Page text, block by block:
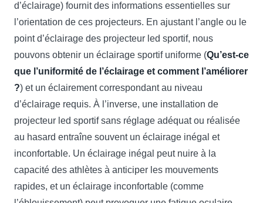
d’éclairage) fournit des informations essentielles sur
l’orientation de ces projecteurs. En ajustant l’angle ou le
point d’éclairage des projecteur led sportif, nous
pouvons obtenir un éclairage sportif uniforme (Qu’est-ce
que l’uniformité de l’éclairage et comment l’améliorer
?) et un éclairement correspondant au niveau
d’éclairage requis. À l’inverse, une installation de
projecteur led sportif sans réglage adéquat ou réalisée
au hasard entraîne souvent un éclairage inégal et
inconfortable. Un éclairage inégal peut nuire à la
capacité des athlètes à anticiper les mouvements
rapides, et un éclairage inconfortable (comme